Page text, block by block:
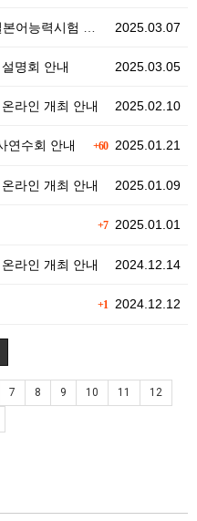
2025.03.07
력시험 정규…
2025.03.05
명회 안내
2025.02.10
라인 개최 안내
+602025.01.21
연수회 안내
2025.01.09
라인 개최 안내
+72025.01.01
2024.12.14
라인 개최 안내
+1 2024.12.12
7 8 9 10 11 12